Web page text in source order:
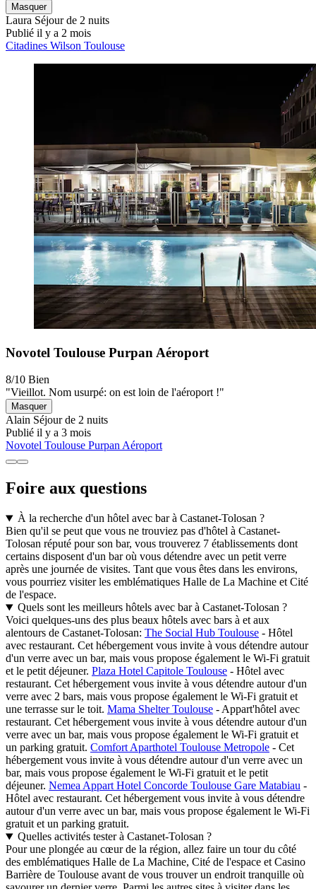
Masquer
Laura Séjour de 2 nuits
Publié il y a 2 mois
Citadines Wilson Toulouse
Novotel Toulouse Purpan Aéroport
8/10 Bien
"Vieillot. Nom usurpé: on est loin de l'aéroport !"
Masquer
Alain Séjour de 2 nuits
Publié il y a 3 mois
Novotel Toulouse Purpan Aéroport
Foire aux questions
À la recherche d'un hôtel avec bar à Castanet-Tolosan ?
Bien qu'il se peut que vous ne trouviez pas d'hôtel à Castanet-
Tolosan réputé pour son bar, vous trouverez 7 établissements dont
certains disposent d'un bar où vous détendre avec un petit verre
après une journée de visites. Tant que vous êtes dans les environs,
vous pourriez visiter les emblématiques Halle de La Machine et Cité
de l'espace.
Quels sont les meilleurs hôtels avec bar à Castanet-Tolosan ?
Voici quelques-uns des plus beaux hôtels avec bars à et aux
alentours de Castanet-Tolosan: The Social Hub Toulouse - Hôtel
avec restaurant. Cet hébergement vous invite à vous détendre autour
d'un verre avec un bar, mais vous propose également le Wi-Fi gratuit
et le petit déjeuner. Plaza Hotel Capitole Toulouse - Hôtel avec
restaurant. Cet hébergement vous invite à vous détendre autour d'un
verre avec 2 bars, mais vous propose également le Wi-Fi gratuit et
une terrasse sur le toit. Mama Shelter Toulouse - Appart'hôtel avec
restaurant. Cet hébergement vous invite à vous détendre autour d'un
verre avec un bar, mais vous propose également le Wi-Fi gratuit et
un parking gratuit. Comfort Aparthotel Toulouse Metropole - Cet
hébergement vous invite à vous détendre autour d'un verre avec un
bar, mais vous propose également le Wi-Fi gratuit et le petit
déjeuner. Nemea Appart Hotel Concorde Toulouse Gare Matabiau -
Hôtel avec restaurant. Cet hébergement vous invite à vous détendre
autour d'un verre avec un bar, mais vous propose également le Wi-Fi
gratuit et un parking gratuit.
Quelles activités tester à Castanet-Tolosan ?
Pour une plongée au cœur de la région, allez faire un tour du côté
des emblématiques Halle de La Machine, Cité de l'espace et Casino
Barrière de Toulouse avant de vous trouver un endroit tranquille où